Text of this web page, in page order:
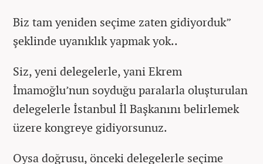
Biz tam yeniden seçime zaten gidiyorduk”
şeklinde uyanıklık yapmak yok..
Siz, yeni delegelerle, yani Ekrem
İmamoğlu’nun soyduğu paralarla oluşturulan
delegelerle İstanbul İl Başkanını belirlemek
üzere kongreye gidiyorsunuz.
Oysa doğrusu, önceki delegelerle seçime